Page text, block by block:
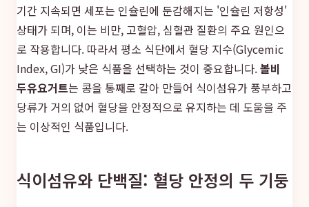
기간 지속되면 세포는 인슐린에 둔감해지는 '인슐린 저항성'
상태가 되며, 이는 비만, 고혈압, 심혈관 질환의 주요 원인으
로 작용합니다. 따라서 평소 식단에서 혈당 지수(Glycemic
Index, GI)가 낮은 식품을 선택하는 것이 중요합니다.볼비
두유요거트는 콩을 통째로 갈아 만들어 식이섬유가 풍부하고
당류가 거의 없어 혈당을 안정적으로 유지하는 데 도움을 주
는 이상적인 식품입니다.
식이섬유와 단백질: 혈당 안정의 두 기둥